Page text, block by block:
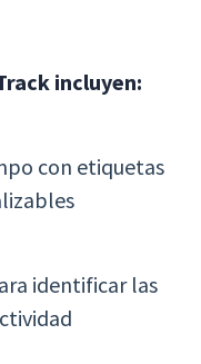
incluyen:
con etiquetas
identificar las